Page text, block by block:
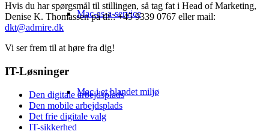
Mac-as-a-service
Mac i et blandet miljø
Hvis du har spørgsmål til stillingen, så tag fat i Head of Marketing,
Denise K. Thomassen på tlf.: +45 9339 0767 eller mail:
dkt@admire.dk
Vi ser frem til at høre fra dig!
IT-Løsninger
Den digitale arbejdsplads
Den mobile arbejdsplads
Det frie digitale valg
IT-sikkerhed